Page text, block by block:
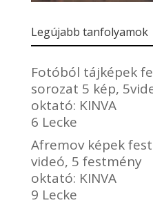
Legújabb tanfolyamok
Fotóból tájképek
sorozat 5 kép,
oktató: KINVA
6 Lecke
Afremov képek
videó, 5 festmény
oktató: KINVA
9 Lecke